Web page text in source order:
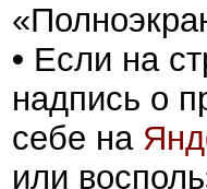
• Если на
надпись о
себе на
или